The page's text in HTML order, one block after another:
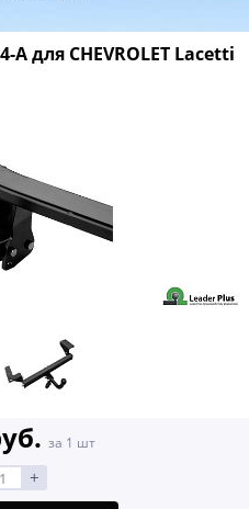
для CHEVROLET Lacetti
за 1 шт
+